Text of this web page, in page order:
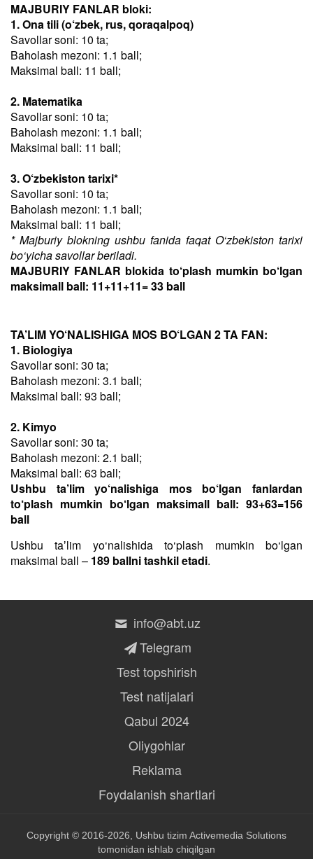
MAJBURIY FANLAR bloki:
1. Ona tili (o‘zbek, rus, qoraqalpoq)
Savollar soni: 10 ta;
Baholash mezoni: 1.1 ball;
Maksimal ball: 11 ball;
2. Matematika
Savollar soni: 10 ta;
Baholash mezoni: 1.1 ball;
Maksimal ball: 11 ball;
3. O‘zbekiston tarixi*
Savollar soni: 10 ta;
Baholash mezoni: 1.1 ball;
Maksimal ball: 11 ball;
* Majburiy blokning ushbu fanida faqat O‘zbekiston tarixi
bo‘yicha savollar beriladi.
MAJBURIY FANLAR blokida to‘plash mumkin bo‘lgan
maksimall ball: 11+11+11= 33 ball
TA’LIM YO‘NALISHIGA MOS BO‘LGAN 2 TA FAN:
1. Biologiya
Savollar soni: 30 ta;
Baholash mezoni: 3.1 ball;
Maksimal ball: 93 ball;
2. Kimyo
Savollar soni: 30 ta;
Baholash mezoni: 2.1 ball;
Maksimal ball: 63 ball;
Ushbu ta’lim yo‘nalishiga mos bo‘lgan fanlardan
to‘plash mumkin bo‘lgan maksimall ball: 93+63=156
ball
Ushbu taʼlim yo‘nalishida to‘plash mumkin bo‘lgan
maksimal ball – 189 ballni tashkil etadi.
info@abt.uz
Telegram
Test topshirish
Test natijalari
Qabul 2024
Oliygohlar
Reklama
Foydalanish shartlari
Copyright © 2016-2026, Ushbu tizim Activemedia Solutions
tomonidan ishlab chiqilgan